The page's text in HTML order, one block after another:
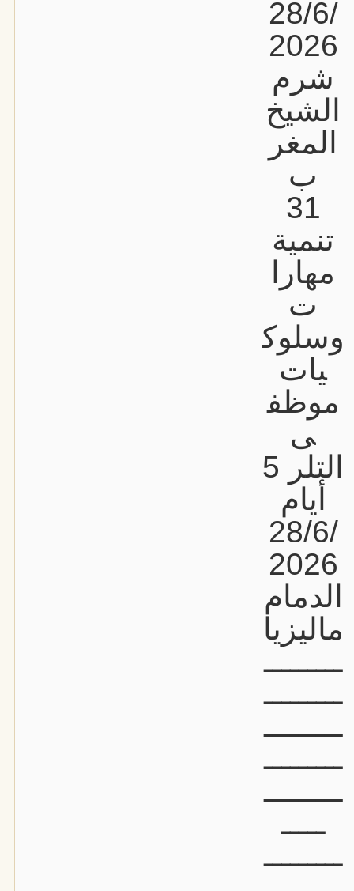
28/6/
2026
شرم
الشيخ
المغر
ب
31
تنمية
مهارا
ت
وسلوك
يات
موظف
ى
التلر 5
أيام
28/6/
2026
الدمام
ماليزيا
ـــــــــ
ـــــــــ
ـــــــــ
ـــــــــ
ـــــــــ
ـــــ
ـــــــــ